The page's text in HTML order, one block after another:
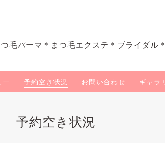
毛パーマ＊まつ毛エクステ＊ブライダル
ー 予約空き状況 お問い合わせ ギャラ
予約空き状況